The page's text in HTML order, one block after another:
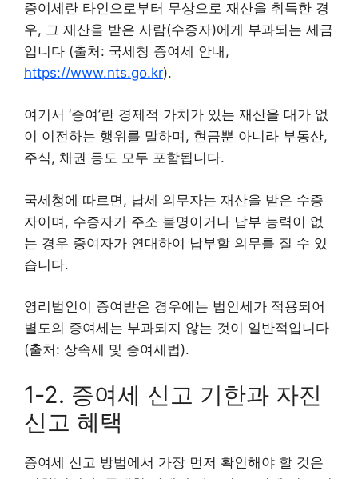
증여세란 타인으로부터 무상으로 재산을 취득한 경
우, 그 재산을 받은 사람(수증자)에게 부과되는 세금
입니다 (출처: 국세청 증여세 안내,
https://www.nts.go.kr).
여기서 ‘증여’란 경제적 가치가 있는 재산을 대가 없
이 이전하는 행위를 말하며, 현금뿐 아니라 부동산,
주식, 채권 등도 모두 포함됩니다.
국세청에 따르면, 납세 의무자는 재산을 받은 수증
자이며, 수증자가 주소 불명이거나 납부 능력이 없
는 경우 증여자가 연대하여 납부할 의무를 질 수 있
습니다.
영리법인이 증여받은 경우에는 법인세가 적용되어
별도의 증여세는 부과되지 않는 것이 일반적입니다
(출처: 상속세 및 증여세법).
1-2. 증여세 신고 기한과 자진
신고 혜택
증여세 신고 방법에서 가장 먼저 확인해야 할 것은